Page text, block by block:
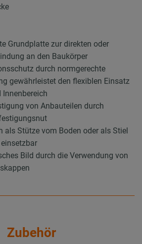
Grundplatte zur direkten oder
an den Baukörper
durch normgerechte
gewährleistet den flexiblen Einsatz
Innenbereich
von Anbauteilen durch
als Stütze vom Boden oder als Stiel
Bild durch die Verwendung von
Zubehör